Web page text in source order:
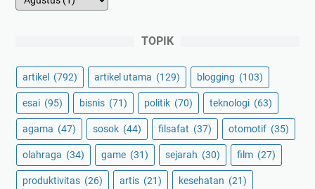
TOPIK
artikel (792) artikel utama (129) blogging (103)
esai (95) bisnis (71) politik (70) teknologi (63)
agama (47) sosok (44) filsafat (37) otomotif (35)
olahraga (34) game (31) sejarah (30) film (27)
produktivitas (26) artis (21) kesehatan (21)